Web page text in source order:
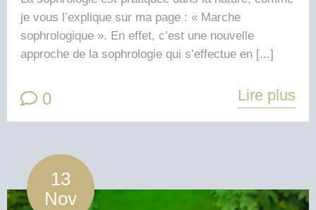
je vous l’explique sur ma page : « Marche
sophrologique ». En effet, c’est une nouvelle
approche de la sophrologie qui s’effectue en [...]
0 Lire plus
13
Nov